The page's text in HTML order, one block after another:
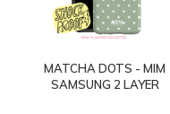
MATCHA DOTS - MIM
SAMSUNG 2 LAYER